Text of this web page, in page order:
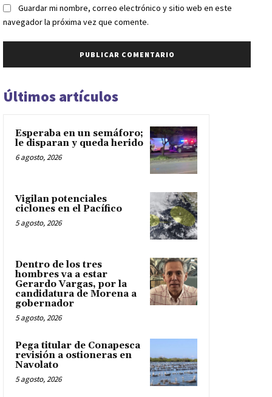
Guardar mi nombre, correo electrónico y sitio web en este
navegador la próxima vez que comente.
Últimos artículos
Esperaba en un semáforo;
le disparan y queda herido
6 agosto, 2026
Vigilan potenciales
ciclones en el Pacífico
5 agosto, 2026
Dentro de los tres
hombres va a estar
Gerardo Vargas, por la
candidatura de Morena a
gobernador
5 agosto, 2026
Pega titular de Conapesca
revisión a ostioneras en
Navolato
5 agosto, 2026